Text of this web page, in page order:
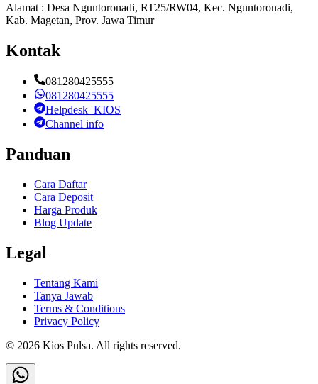
Alamat : Desa Nguntoronadi, RT25/RW04, Kec. Nguntoronadi,
Kab. Magetan, Prov. Jawa Timur
Kontak
081280425555
081280425555
Helpdesk_KIOS
Channel info
Panduan
Cara Daftar
Cara Deposit
Harga Produk
Blog Update
Legal
Tentang Kami
Tanya Jawab
Terms & Conditions
Privacy Policy
© 2026 Kios Pulsa. All rights reserved.